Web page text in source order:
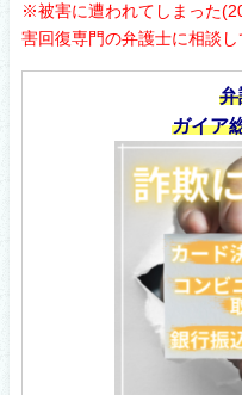
※被害に遭われてしまった
害回復専門の弁護士に相談し
弁
ガイア